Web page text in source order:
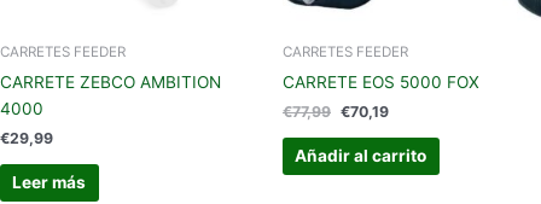
CARRETES FEEDER
CARRETE ZEBCO AMBITION
4000
€29,99
Leer más
CARRETES FEEDER
CARRETE EOS 5000 FOX
€77,99 €70,19
Añadir al carrito